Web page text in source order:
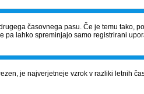
časovnega pasu. Če je temu
pa lahko spreminjajo samo registrirani
je najverjetneje vzrok v razliki letnih